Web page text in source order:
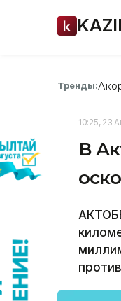
Тренды:
10:25, 23
В